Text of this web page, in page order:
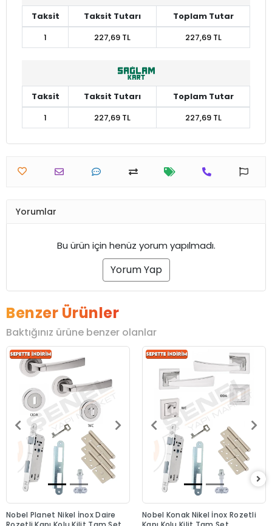
Taksit Taksit Tutarı
Toplam Tutar
1
227,69 TL 227,69 TL
Taksit Taksit Tutarı
Toplam Tutar
1
227,69 TL 227,69 TL
Yorumlar
Bu ürün için henüz yorum yapılmadı.
Yorum Yap
Benzer Ürünler
Baktığınız ürüne benzer olanlar
Nobel Planet Nikel İnox Daire
Nobel Konak Nikel İnox Rozetli